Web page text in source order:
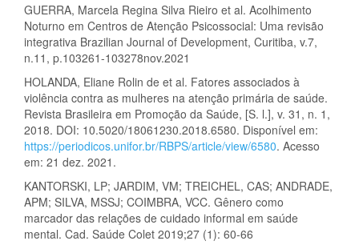
GUERRA, Marcela Regina Silva Rieiro et al. Acolhimento
Noturno em Centros de Atenção Psicossocial: Uma revisão
integrativa Brazilian Journal of Development, Curitiba, v.7,
n.11, p.103261-103278nov.2021
HOLANDA, Eliane Rolin de et al. Fatores associados à
violência contra as mulheres na atenção primária de saúde.
Revista Brasileira em Promoção da Saúde, [S. l.], v. 31, n. 1,
2018. DOI: 10.5020/18061230.2018.6580. Disponível em:
https://periodicos.unifor.br/RBPS/article/view/6580. Acesso
em: 21 dez. 2021.
KANTORSKI, LP; JARDIM, VM; TREICHEL, CAS; ANDRADE,
APM; SILVA, MSSJ; COIMBRA, VCC. Gênero como
marcador das relações de cuidado informal em saúde
mental. Cad. Saúde Colet 2019;27 (1): 60-66